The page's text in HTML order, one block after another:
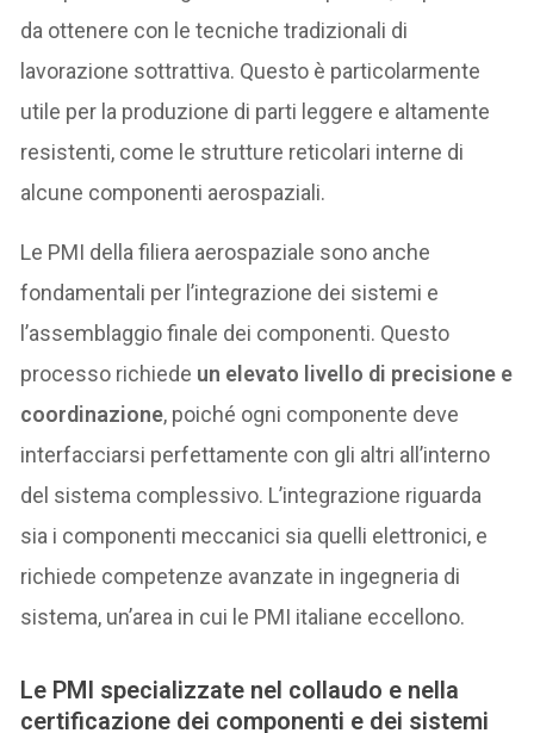
da ottenere con le tecniche tradizionali di
lavorazione sottrattiva. Questo è particolarmente
utile per la produzione di parti leggere e altamente
resistenti, come le strutture reticolari interne di
alcune componenti aerospaziali.
Le PMI della filiera aerospaziale sono anche
fondamentali per l’integrazione dei sistemi e
l’assemblaggio finale dei componenti. Questo
processo richiede un elevato livello di precisione e
coordinazione, poiché ogni componente deve
interfacciarsi perfettamente con gli altri all’interno
del sistema complessivo. L’integrazione riguarda
sia i componenti meccanici sia quelli elettronici, e
richiede competenze avanzate in ingegneria di
sistema, un’area in cui le PMI italiane eccellono.
Le PMI specializzate nel collaudo e nella
certificazione dei componenti e dei sistemi